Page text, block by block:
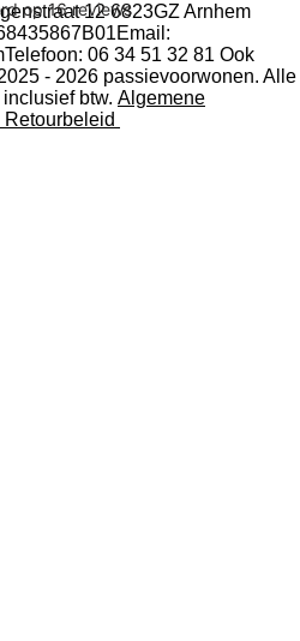
12 6823GZ Arnhem
06 34 51 32 81 Ook
- 2026 passievoorwonen. Alle
btw. Algemene
Retourbeleid